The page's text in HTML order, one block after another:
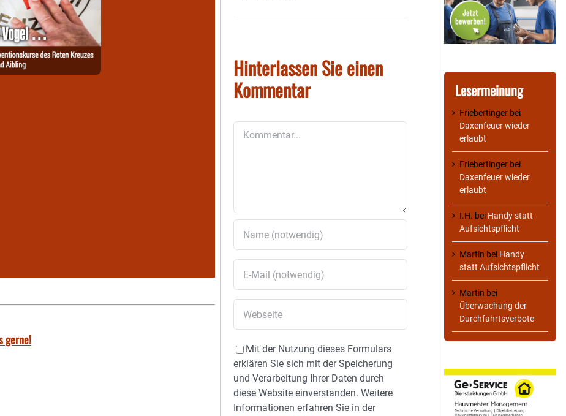
gerne!
Hinterlassen Sie einen
Kommentar
Mit der Nutzung dieses Formulars
erklären Sie sich mit der Speicherung
und Verarbeitung Ihrer Daten durch
diese Website einverstanden. Weitere
Informationen erfahren Sie in der
Lesermeinung
Friebertinger bei
Daxenfeuer wieder
erlaubt
Friebertinger bei
Daxenfeuer wieder
erlaubt
I.H. bei Handy statt
Aufsichtspflicht
Martin bei Handy
statt Aufsichtspflicht
Martin bei
Überwachung der
Durchfahrtsverbote